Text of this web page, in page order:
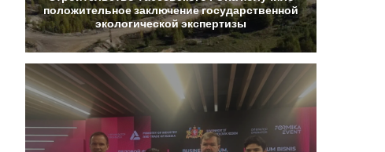
положительноезаключениегосударственной
экологическойэкспертизы